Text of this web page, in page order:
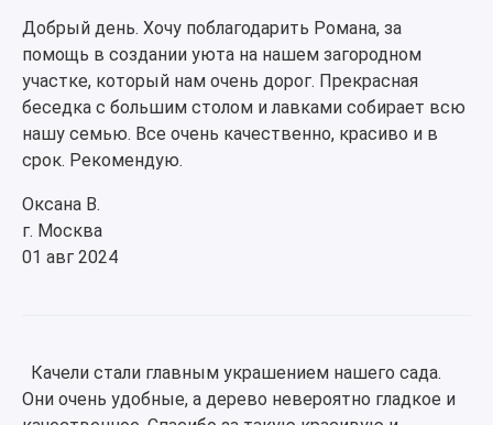
Добрый день. Хочу поблагодарить Романа, за
помощь в создании уюта на нашем загородном
участке, который нам очень дорог. Прекрасная
беседка с большим столом и лавками собирает всю
нашу семью. Все очень качественно, красиво и в
срок. Рекомендую.
Оксана В.
г. Москва
01 авг 2024
Качели стали главным украшением нашего сада.
Они очень удобные, а дерево невероятно гладкое и